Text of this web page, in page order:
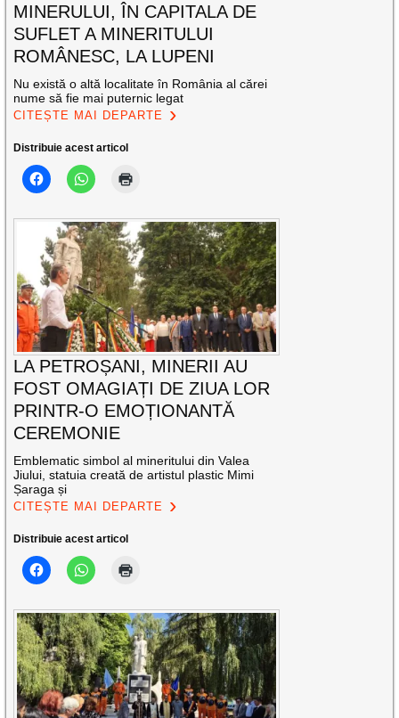
MINERULUI, ÎN CAPITALA DE
SUFLET A MINERITULUI
ROMÂNESC, LA LUPENI
Nu există o altă localitate în România al cărei
nume să fie mai puternic legat
CITEȘTE MAI DEPARTE
Distribuie acest articol
LA PETROȘANI, MINERII AU
FOST OMAGIAȚI DE ZIUA LOR
PRINTR-O EMOȚIONANTĂ
CEREMONIE
Emblematic simbol al mineritului din Valea
Jiului, statuia creată de artistul plastic Mimi
Șaraga și
CITEȘTE MAI DEPARTE
Distribuie acest articol